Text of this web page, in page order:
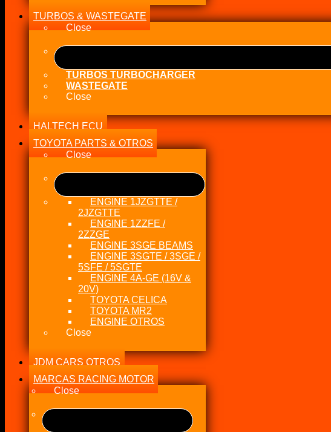
TURBOS & WASTEGATE
Close
TURBOS TURBOCHARGER
WASTEGATE
Close
HALTECH ECU
TOYOTA PARTS & OTROS
Close
ENGINE 1JZGTTE /
2JZGTTE
ENGINE 1ZZFE /
2ZZGE
ENGINE 3SGE BEAMS
ENGINE 3SGTE / 3SGE /
5SFE / 5SGTE
ENGINE 4A-GE (16V &
20V)
TOYOTA CELICA
TOYOTA MR2
ENGINE OTROS
Close
JDM CARS OTROS
MARCAS RACING MOTOR
Close